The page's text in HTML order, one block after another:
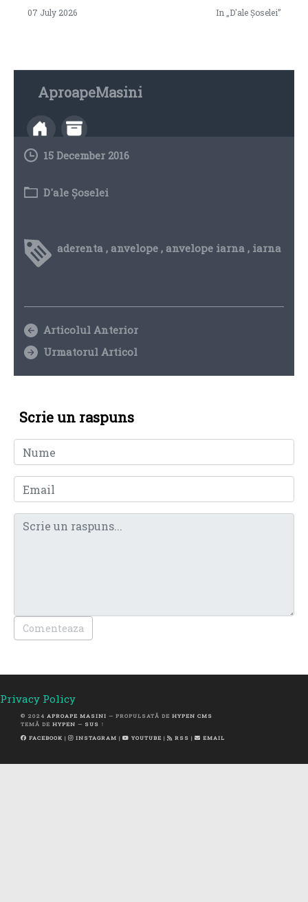
07 July 2026 In „D'ale Șoselei”
AproapeMasini
15 December 2016
D'ale Șoselei
aderenta , anvelope , anvelope iarna , iarna
Articolul Anterior
Urmatorul Articol
Scrie un raspuns
Comenteaza
Privacy Policy
© 2024 APROAPE MASINI — PROPULSATĂ DE HYPEN CMS
TEMĂ DE HYPEN — SUS ↑
FACEBOOK | INSTAGRAM | YOUTUBE | RSS | EMAIL